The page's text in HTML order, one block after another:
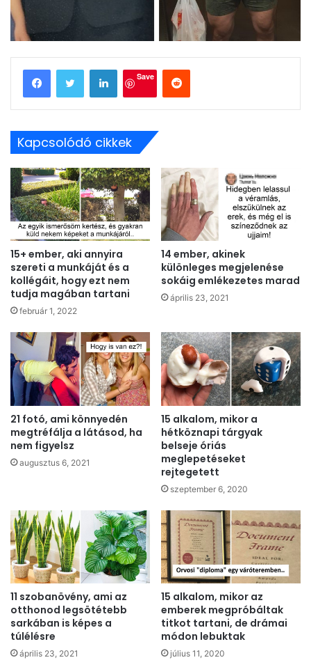
LinkedIn
Save
Reddit
Kapcsolódó cikkek
15+ ember, aki annyira
szereti a munkáját és a
kollégáit, hogy ezt nem
tudja magában tartani
február 1, 2022
14 ember, akinek
különleges megjelenése
sokáig emlékezetes marad
április 23, 2021
21 fotó, ami könnyedén
megtréfálja a látásod, ha
nem figyelsz
augusztus 6, 2021
15 alkalom, mikor a
hétköznapi tárgyak
belseje óriás
meglepetéseket
rejtegetett
szeptember 6, 2020
11 szobanövény, ami az
otthonod legsötétebb
sarkában is képes a
túlélésre
április 23, 2021
15 alkalom, mikor az
emberek megpróbáltak
titkot tartani, de drámai
módon lebuktak
július 11, 2020